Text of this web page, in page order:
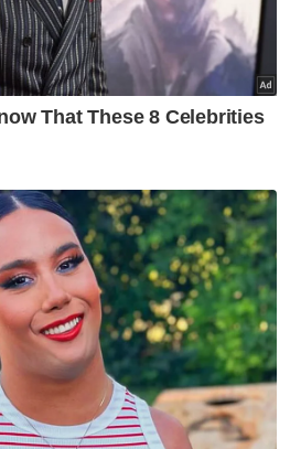
soal taktikal terserah
katanya.
keperluan untuk
usia pemain
sebagai pendedahan
skuad untuk masa